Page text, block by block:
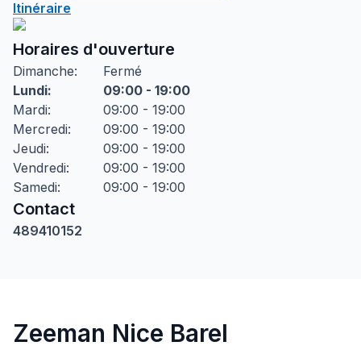
Itinéraire
Horaires d'ouverture
Dimanche:
Fermé
Lundi:
09:00 - 19:00
Mardi:
09:00 - 19:00
Mercredi:
09:00 - 19:00
Jeudi:
09:00 - 19:00
Vendredi:
09:00 - 19:00
Samedi: 09:00 - 19:00
Contact
489410152
Zeeman Nice Barel